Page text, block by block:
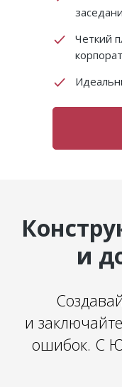
Четкий
и
и
ошибок. С